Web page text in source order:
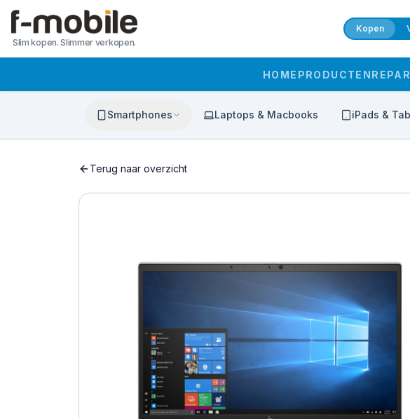
Slim kopen. Slimmer verkopen.
Kopen
HOME PRODUCTEN
Smartphones Laptops & Macbooks iPads &
Terug naar overzicht